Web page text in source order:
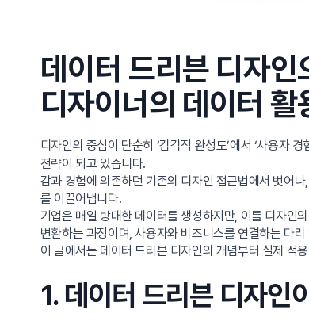
데이터 드리븐 디자
디자이너의 데이터 활
디자인의 중심이 단순히 ‘감각적 완성도’에서 ‘사용자
전략이 되고 있습니다.
감과 경험에 의존하던 기존의 디자인 접근법에서 벗어
를 이끌어냅니다.
기업은 매일 방대한 데이터를 생성하지만, 이를 디자인
변환하는 과정이며, 사용자와 비즈니스를 연결하는 다리
이 글에서는 데이터 드리븐 디자인의 개념부터 실제 적
1. 데이터 드리븐 디자인